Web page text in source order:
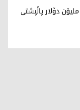
بانکی جیهانی بە 100 ملیۆن دۆلار پاڵپشتی